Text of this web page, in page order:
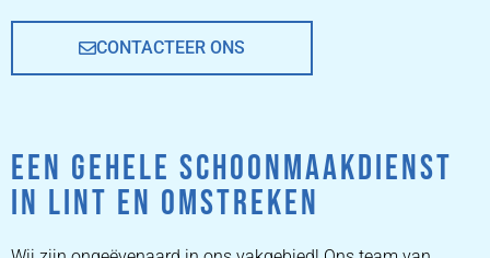
CONTACTEER ONS
EEN GEHELE SCHOONMAAKDIENST
IN LINT EN OMSTREKEN